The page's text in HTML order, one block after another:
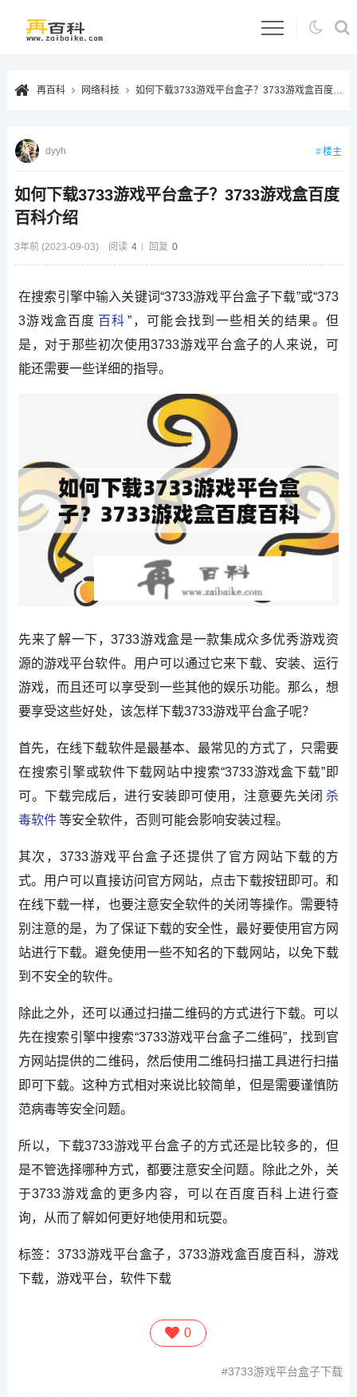
再百科 网络科技 如何下载3733游戏平台盒子？3733游戏盒百度百科介绍
如何下载3733游戏平台盒子？3733游戏盒百度
百科介绍
3年前 (2023-09-03) 阅读 4 回复 0
dyyh 楼主
在搜索引擎中输入关键词“3733游戏平台盒子下载”或“373
3游戏盒百度 百科 ”，可能会找到一些相关的结果。但
是，对于那些初次使用3733游戏平台盒子的人来说，可
能还需要一些详细的指导。
先来了解一下，3733游戏盒是一款集成众多优秀游戏资
源的游戏平台软件。用户可以通过它来下载、安装、运行
游戏，而且还可以享受到一些其他的娱乐功能。那么，想
要享受这些好处，该怎样下载3733游戏平台盒子呢？
首先，在线下载软件是最基本、最常见的方式了，只需要
在搜索引擎或软件下载网站中搜索“3733游戏盒下载”即
可。下载完成后，进行安装即可使用，注意要先关闭 杀
毒软件等安全软件，否则可能会影响安装过程。
其次，3733游戏平台盒子还提供了官方网站下载的方
式。用户可以直接访问官方网站，点击下载按钮即可。和
在线下载一样，也要注意安全软件的关闭等操作。需要特
别注意的是，为了保证下载的安全性，最好要使用官方网
站进行下载。避免使用一些不知名的下载网站，以免下载
到不安全的软件。
除此之外，还可以通过扫描二维码的方式进行下载。可以
先在搜索引擎中搜索“3733游戏平台盒子二维码”，找到官
方网站提供的二维码，然后使用二维码扫描工具进行扫描
即可下载。这种方式相对来说比较简单，但是需要谨慎防
范病毒等安全问题。
所以，下载3733游戏平台盒子的方式还是比较多的，但
是不管选择哪种方式，都要注意安全问题。除此之外，关
于3733游戏盒的更多内容，可以在百度百科上进行查
询，从而了解如何更好地使用和玩耍。
标签：3733游戏平台盒子，3733游戏盒百度百科，游戏
下载，游戏平台，软件下载
0
3733游戏平台盒子下载